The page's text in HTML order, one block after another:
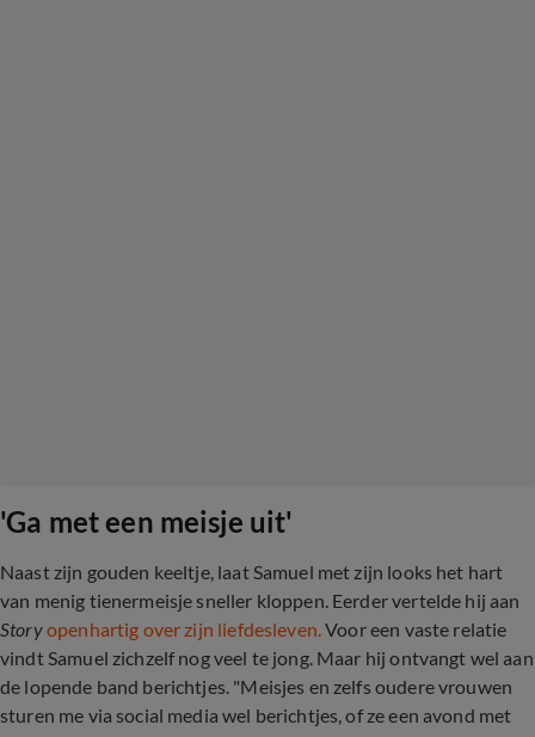
'Ga met een meisje uit'
Naast zijn gouden keeltje, laat Samuel met zijn looks het hart
van menig tienermeisje sneller kloppen. Eerder vertelde hij aan
Storyopenhartig over zijn liefdesleven.Voor een vaste relatie
vindt Samuel zichzelf nog veel te jong. Maar hij ontvangt wel aan
de lopende band berichtjes. "Meisjes en zelfs oudere vrouwen
sturen me via social media wel berichtjes, of ze een avond met